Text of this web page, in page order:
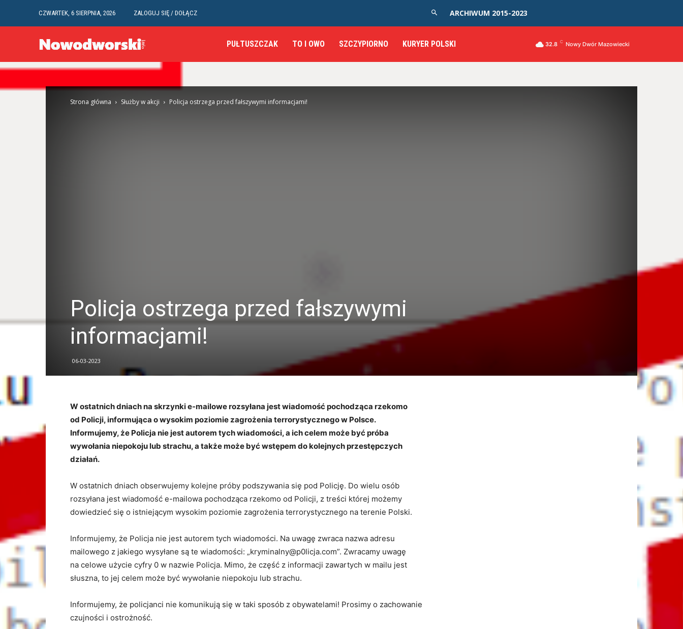
CZWARTEK, 6 SIERPNIA, 2026 ZALOGUJ SIĘ / DOŁĄCZ ARCHIWUM 2015-2023
PUŁTUSZCZAK TO I OWO SZCZYPIORNO KURYER POLSKI 32.8 C Nowy Dwór Mazowiecki
Strona główna Służby w akcji Policja ostrzega przed fałszywymi informacjami!
Policja ostrzega przed fałszywymi
informacjami!
06-03-2023
W ostatnich dniach na skrzynki e-mailowe rozsyłana jest wiadomość pochodząca rzekomo
od Policji, informująca o wysokim poziomie zagrożenia terrorystycznego w Polsce.
Informujemy, że Policja nie jest autorem tych wiadomości, a ich celem może być próba
wywołania niepokoju lub strachu, a także może być wstępem do kolejnych przestępczych
działań.
W ostatnich dniach obserwujemy kolejne próby podszywania się pod Policję. Do wielu osób
rozsyłana jest wiadomość e-mailowa pochodząca rzekomo od Policji, z treści której możemy
dowiedzieć się o istniejącym wysokim poziomie zagrożenia terrorystycznego na terenie Polski.
Informujemy, że Policja nie jest autorem tych wiadomości. Na uwagę zwraca nazwa adresu
mailowego z jakiego wysyłane są te wiadomości: „kryminalny@p0licja.com”. Zwracamy uwagę
na celowe użycie cyfry 0 w nazwie Policja. Mimo, że część z informacji zawartych w mailu jest
słuszna, to jej celem może być wywołanie niepokoju lub strachu.
Informujemy, że policjanci nie komunikują się w taki sposób z obywatelami! Prosimy o zachowanie
czujności i ostrożność.